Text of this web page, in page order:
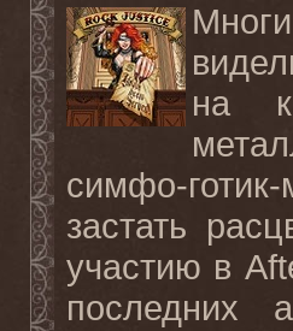
на
симфо-
застать
участию в
последних